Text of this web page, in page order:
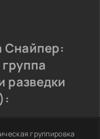
разведки
группировка